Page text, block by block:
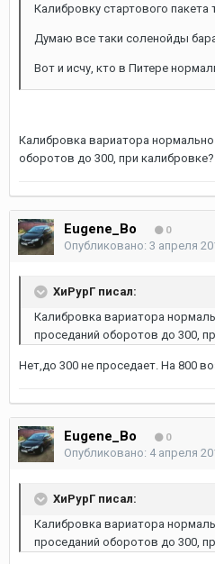
Калибровку стартового пакета
Думаю все таки соленойды
Вот и исчу, кто в Питере
Калибровка вариатора
оборотов до 300, при калибровке?
Eugene_Bo 0
Опубликовано: 3 апреля
ХиРурГ писал:
Калибровка вариатора
проседаний оборотов до 300,
Нет,до 300 не проседает. На 800
Eugene_Bo 0
Опубликовано: 4 апреля
ХиРурГ писал:
Калибровка вариатора
проседаний оборотов до 300,